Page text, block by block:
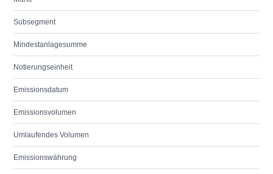
Subsegment
Mindestanlagesumme
Notierungseinheit
Emissionsdatum
Emissionsvolumen
Umlaufendes Volumen
Emissionswährung